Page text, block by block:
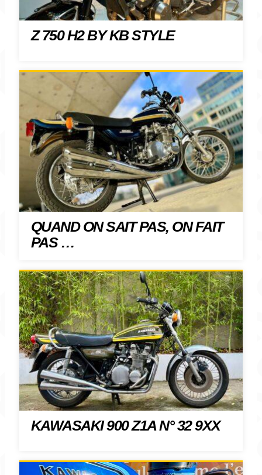
Z 750 H2 BY KB STYLE
QUAND ON SAIT PAS, ON FAIT
PAS …
KAWASAKI 900 Z1A N° 32 9XX